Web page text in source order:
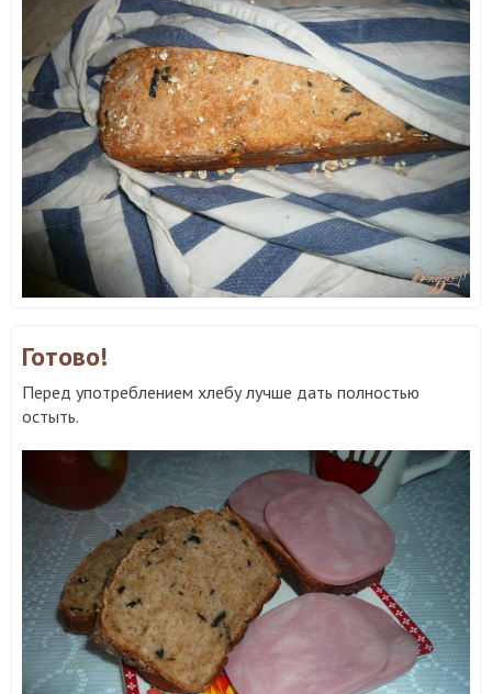
Готово!
Перед употреблением хлебу лучше дать полностью
остыть.